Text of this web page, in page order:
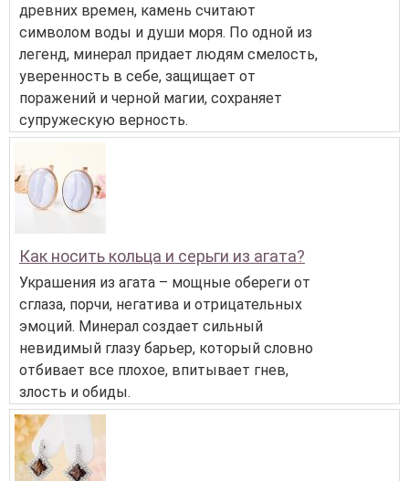
древних времен, камень считают
символом воды и души моря. По одной из
легенд, минерал придает людям смелость,
уверенность в себе, защищает от
поражений и черной магии, сохраняет
супружескую верность.
Как носить кольца и серьги из агата?
Украшения из агата – мощные обереги от
сглаза, порчи, негатива и отрицательных
эмоций. Минерал создает сильный
невидимый глазу барьер, который словно
отбивает все плохое, впитывает гнев,
злость и обиды.